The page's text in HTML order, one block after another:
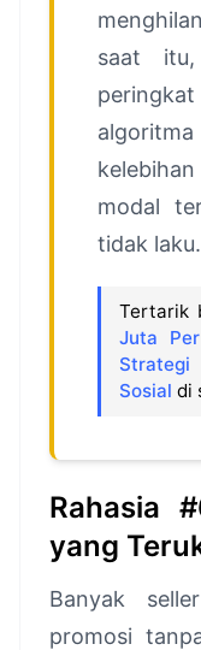
saat
modal
tidak laku.
Tertarik
Juta
Sosial di
Rahasia
yang
Banyak
promosi